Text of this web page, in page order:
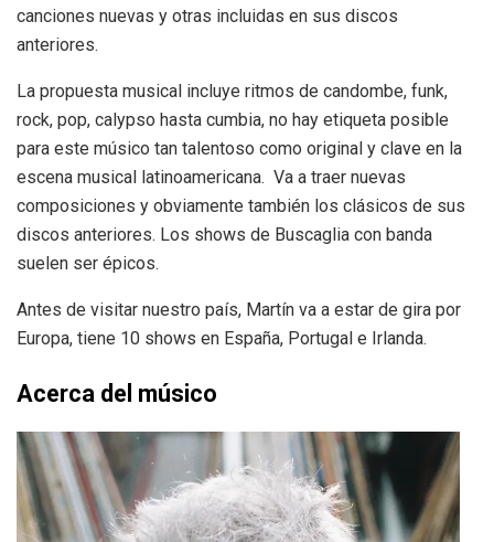
canciones nuevas y otras incluidas en sus discos
anteriores.
La propuesta musical incluye ritmos de candombe, funk,
rock, pop, calypso hasta cumbia, no hay etiqueta posible
para este músico tan talentoso como original y clave en la
escena musical latinoamericana. Va a traer nuevas
composiciones y obviamente también los clásicos de sus
discos anteriores. Los shows de Buscaglia con banda
suelen ser épicos.
Antes de visitar nuestro país, Martín va a estar de gira por
Europa, tiene 10 shows en España, Portugal e Irlanda.
Acerca del músico